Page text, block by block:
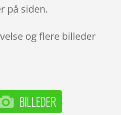
på siden.
og flere billeder